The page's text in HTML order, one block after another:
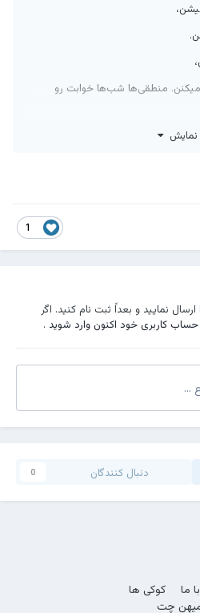
منطقى‌ها شب‌ها خوابت رو
زندگی میکنن. منطقى‌ها به طرف تو
منطقى‌ها در جواب "دوستت
كيف ميكنن، رويا می‌بينن،
و بارها میگن، آخه منم دوستت دارم!
نمایش
نمایید و بعداً ثبت نام کنید. اگر
حساب کاربری خود اکنون وارد شوید.
...
دنبال کنندگان 0
ما
کوکی ها
چت